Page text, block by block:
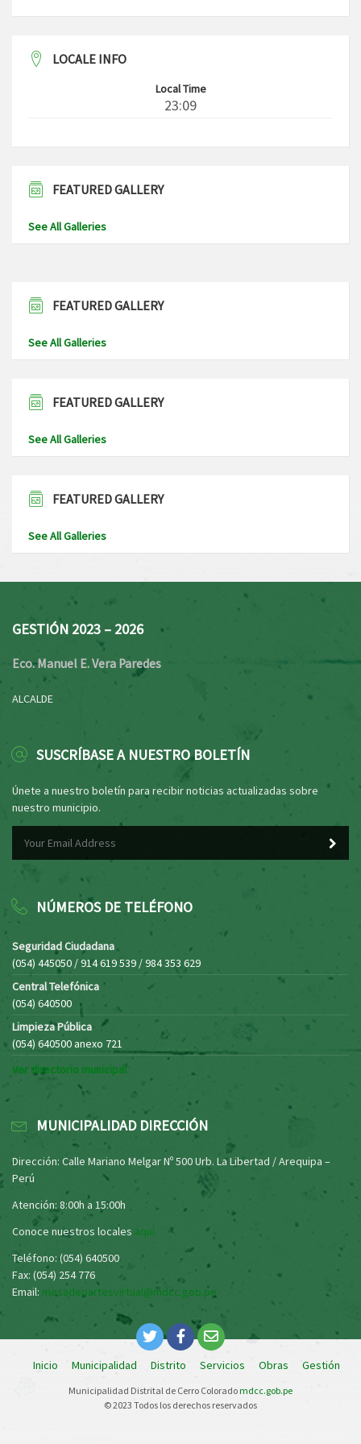
LOCALE INFO
Local Time
23:09
FEATURED GALLERY
See All Galleries
FEATURED GALLERY
See All Galleries
FEATURED GALLERY
See All Galleries
FEATURED GALLERY
See All Galleries
GESTIÓN 2023 – 2026
Eco. Manuel E. Vera Paredes
ALCALDE
SUSCRÍBASE A NUESTRO BOLETÍN
Únete a nuestro boletín para recibir noticias actualizadas sobre
nuestro municipio.
NÚMEROS DE TELÉFONO
Seguridad Ciudadana
(054) 445050 / 914 619 539 / 984 353 629
Central Telefónica
(054) 640500
Limpieza Pública
(054) 640500 anexo 721
Ver directorio municipal
MUNICIPALIDAD DIRECCIÓN
Dirección: Calle Mariano Melgar Nº 500 Urb. La Libertad / Arequipa –
Perú
Atención: 8:00h a 15:00h
Conoce nuestros locales aquí
Teléfono: (054) 640500
Fax: (054) 254 776
Email: mesadepartesvirtual@mdcc.gob.pe
Inicio Municipalidad Distrito Servicios Obras Gestión
Municipalidad Distrital de Cerro Coloradomdcc.gob.pe
© 2023 Todos los derechos reservados